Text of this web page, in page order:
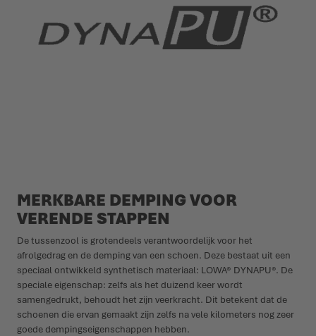
MERKBARE DEMPING VOOR
VERENDE STAPPEN
De tussenzool is grotendeels verantwoordelijk voor het
afrolgedrag en de demping van een schoen. Deze bestaat uit een
speciaal ontwikkeld synthetisch materiaal: LOWA® DYNAPU®. De
speciale eigenschap: zelfs als het duizend keer wordt
samengedrukt, behoudt het zijn veerkracht. Dit betekent dat de
schoenen die ervan gemaakt zijn zelfs na vele kilometers nog zeer
goede dempingseigenschappen hebben.